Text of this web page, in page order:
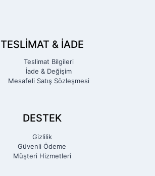
TESLIMAT & İADE
Teslimat Bilgileri
İade & Değişim
Mesafeli Satış Sözleşmesi
DESTEK
Gizlilik
Güvenli Ödeme
Müşteri Hizmetleri